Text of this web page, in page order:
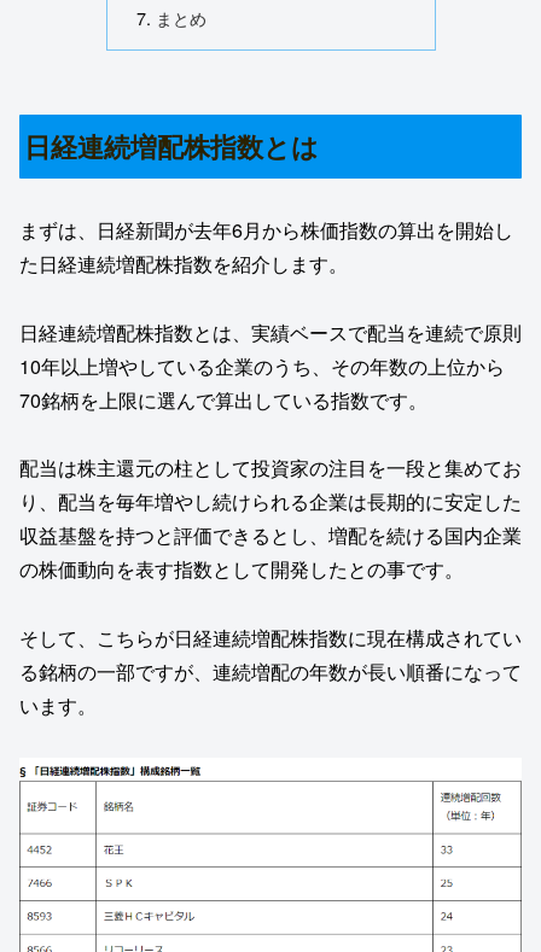
まとめ
日経連続増配株指数とは
まずは、日経新聞が去年6月から株価指数の算出を開始し
た日経連続増配株指数を紹介します。
日経連続増配株指数とは、実績ベースで配当を連続で原則
10年以上増やしている企業のうち、その年数の上位から
70銘柄を上限に選んで算出している指数です。
配当は株主還元の柱として投資家の注目を一段と集めてお
り、配当を毎年増やし続けられる企業は長期的に安定した
収益基盤を持つと評価できるとし、増配を続ける国内企業
の株価動向を表す指数として開発したとの事です。
そして、こちらが日経連続増配株指数に現在構成されてい
る銘柄の一部ですが、連続増配の年数が長い順番になって
います。